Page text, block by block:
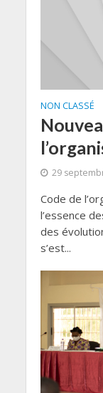
NON CLASSÉ
29
Code de
l’essence
des
s’est...